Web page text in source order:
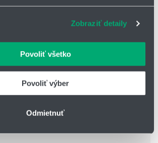
poskytujeme aj našim partnerom v
ich služby.
Zobraziť detaily
Povoliť všetko
Povoliť výber
Odmietnuť